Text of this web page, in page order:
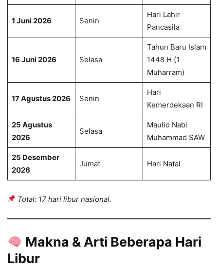
1 Juni 2026 Senin
Hari Lahir
Pancasila
16 Juni 2026 Selasa
Tahun Baru Islam
1448 H (1
Muharram)
17 Agustus 2026 Senin
Hari
Kemerdekaan RI
25 Agustus
2026
Selasa
Maulid Nabi
Muhammad SAW
25 Desember
2026
Jumat Hari Natal
Total: 17 hari libur nasional.
Makna & Arti Beberapa Hari
Libur